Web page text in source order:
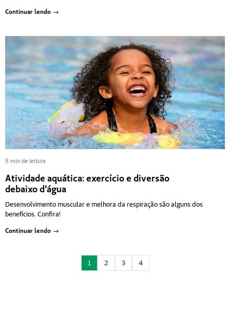
Continuar lendo
5 min de leitura
Atividade aquática: exercício e diversão
debaixo d’água
Desenvolvimento muscular e melhora da respiração são alguns dos
benefícios. Confira!
Continuar lendo
1 2 3 4